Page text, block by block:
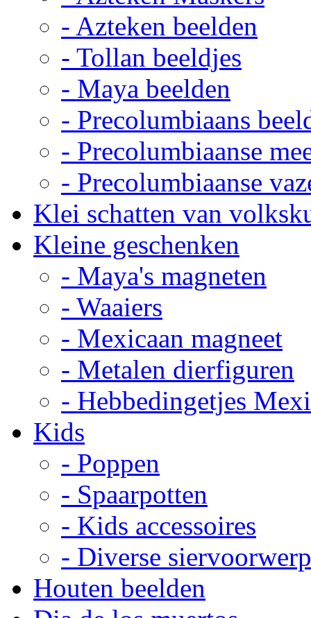
- Azteken beelden
- Tollan beeldjes
- Maya beelden
- Precolumbiaans
- Precolumbiaanse
- Precolumbiaanse
Klei schatten van
Kleine geschenken
- Maya's magneten
- Waaiers
- Mexicaan magneet
- Metalen dierfiguren
- Hebbedingetjes
Kids
- Poppen
- Spaarpotten
- Kids accessoires
- Diverse
Houten beelden